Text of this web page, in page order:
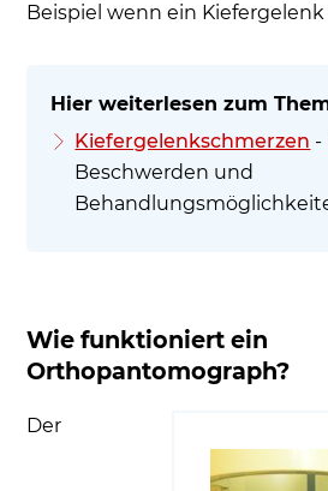
Beispiel wenn ein
Kiefergelenkschmerzen -
Beschwerden und
Wie funktioniert ein
Orthopantomograph?
Der